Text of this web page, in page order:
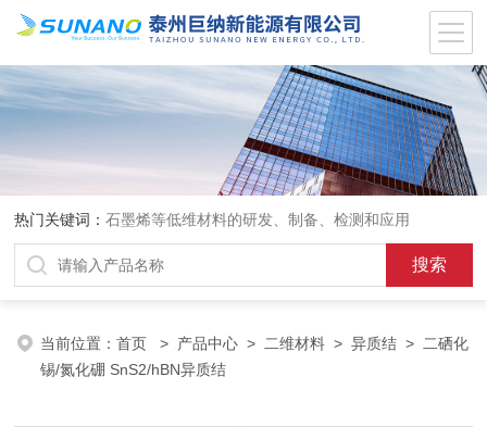
热门关键词：石墨烯等低维材料的研发、制备、检测和应用
当前位置：首页 > 产品中心 > 二维材料 >异质结 > 二硒化
锡/氮化硼 SnS2/hBN异质结